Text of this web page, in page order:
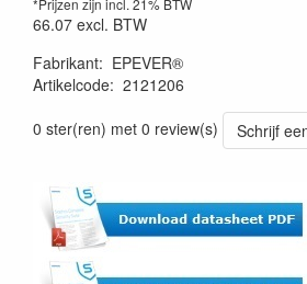
*Prijzen zijn incl. 21% BTW
66.07 excl. BTW
Fabrikant: EPEVER®
Artikelcode: 2121206
0 ster(ren) met 0 review(s)
Schrijf